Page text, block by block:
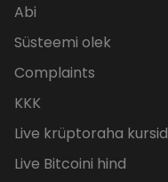
Abi
Süsteemi olek
Complaints
KKK
Live krüptoraha kursid
Live Bitcoini hind